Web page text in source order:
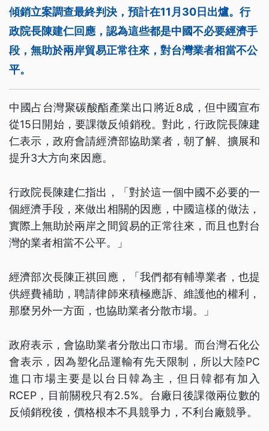
傾銷立案調查最終判決，預計在11月30日出爐。行
政院長陳建仁回應，認為這些都是中國不必要經濟手
段，無助於兩岸貿易正常往來，對台灣業者相當不公
平。
中國占台灣聚碳酸酯產業出口將近8成，但中國宣布
從15日開始，要課徵反傾銷稅。對此，行政院長陳建
仁表示，政府會請經濟部協助業者，朝了解、擴展和
提升3大方向來因應。
行政院長陳建仁指出，「對於這一個中國不必要的一
個經濟手段，來做出相關的因應，中國這樣的做法，
實際上無助於兩岸之間貿易的正常往來，而且也對台
灣的業者相當不公平。」
經濟部次長陳正祺回應，「我們都有輔導業者，也提
供經費補助，聘請律師來積極應訴、維護他的權利，
那麼另外一方面，也協助業者分散市場。」
政府表示，會協助業者分散出口市場。而台灣石化公
會表示，因為塑化品運輸有先天限制，所以大陸PC
進口市場主要是以台日韓為主，但日韓都有加入
RCEP，目前關稅只有2.5%。台廠日後課徵兩位數的
反傾銷稅後，價格根本不具競爭力，不利台廠競爭。